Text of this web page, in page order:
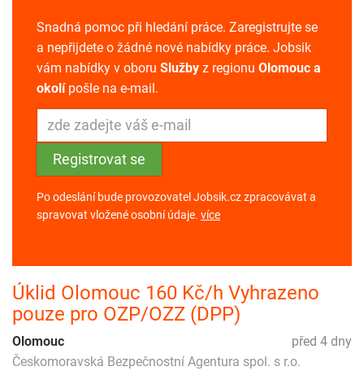
Snadná pomoc při hledání práce. Zaregistrujte se
a nepřijdete o žádné nové nabídky práce. Jobsik
vám nabídky v oboru Služby z regionu Olomouc a
okolípošle na e-mail.
Po odeslání bude provozovatel Jobsik.cz zpracovávat a
spravovat vložené osobní údaje. více
Úklid Olomouc 160 Kč/h Vyhrazeno
pouze pro OZP/OZZ (DPP)
před 4 dny
Olomouc
Českomoravská Bezpečnostní Agentura spol. s r.o.